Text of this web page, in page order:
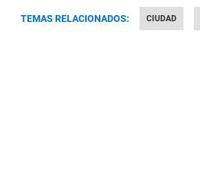
TEMAS RELACIONADOS: CIUDAD